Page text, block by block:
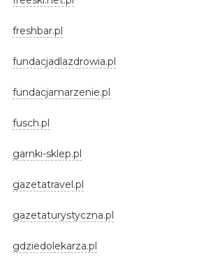
freshbar.pl
fundacjadlazdrowia.pl
fundacjamarzenie.pl
fusch.pl
garnki-sklep.pl
gazetatravel.pl
gazetaturystyczna.pl
gdziedolekarza.pl